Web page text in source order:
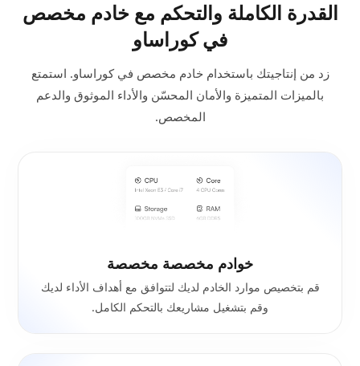
القدرة الكاملة والتحكم مع خادم مخصص
في كوراساو
زد من إنتاجيتك باستخدام خادم مخصص في كوراساو. استمتع
بالميزات المتميزة والأمان المحسّن والأداء الموثوق والدعم
المخصص.
خوادم مخصصة مخصصة
قم بتخصيص موارد الخادم لديك لتتوافق مع أهداف الأداء لديك
وقم بتشغيل مشاريعك بالتحكم الكامل.